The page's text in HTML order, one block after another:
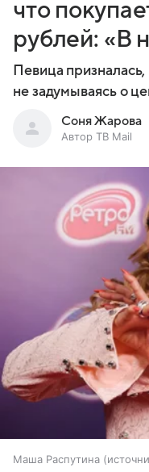
что
рублей: «В
Певица призналась,
не задумываясь о
Соня Жарова
Автор ТВ Mail
Маша Распутина